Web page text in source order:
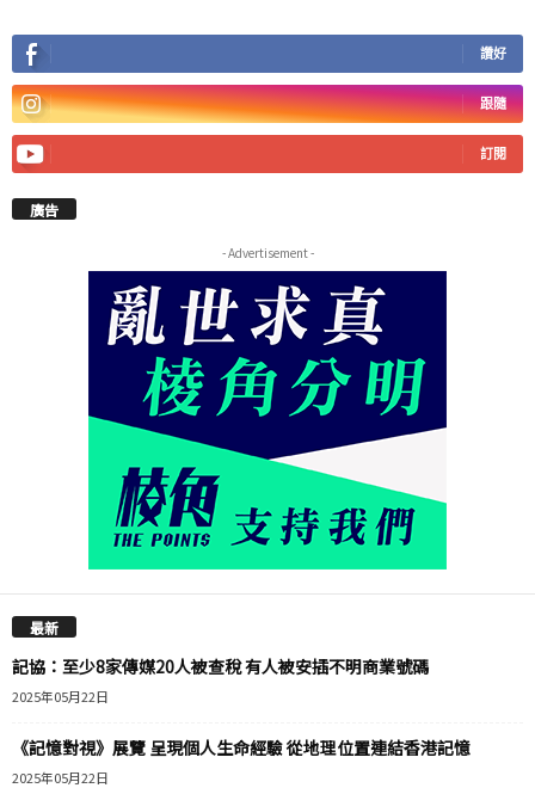
讚好
跟隨
訂閱
廣告
- Advertisement -
最新
記協：至少8家傳媒20人被查稅 有人被安插不明商業號碼
2025年05月22日
《記憶對視》展覽 呈現個人生命經驗 從地理位置連結香港記憶
2025年05月22日